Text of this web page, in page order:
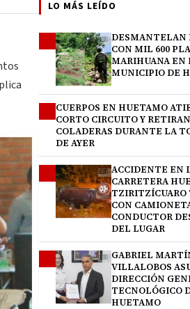
LO MÁS LEÍDO
DESMANTELAN
CON MIL 600
MARIHUANA EN
MUNICIPIO DE
CUERPOS EN HUETAMO
CORTO CIRCUITO Y
COLADERAS DURANTE LA
DE AYER
ACCIDENTE EN
CARRETERA
TZIRITZÍCUARO
CON
CONDUCTOR
DEL LUGAR
GABRIEL
VILLALOBOS
DIRECCIÓN
TECNOLÓGICO
HUETAMO